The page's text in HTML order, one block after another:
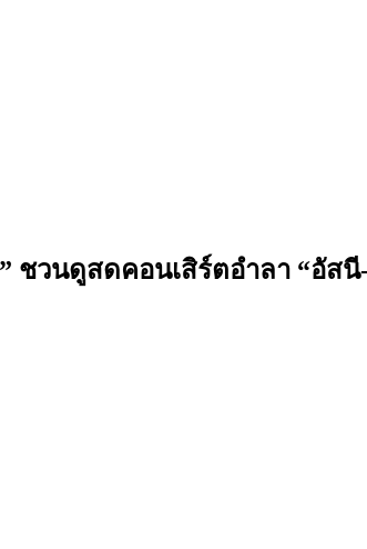
ชวนดูสดคอนเสิร์ตอำลา “อัส